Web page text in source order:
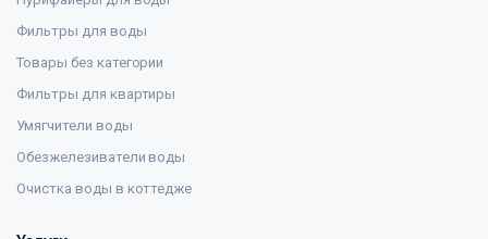
Фильтры для воды
Товары без категории
Фильтры для квартиры
Умягчители воды
Обезжелезиватели воды
Очистка воды в коттедже